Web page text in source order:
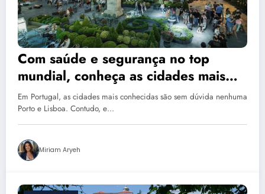
Com saúde e segurança no top
mundial, conheça as cidades mais
acessíveis em Portugal
Em Portugal, as cidades mais conhecidas são sem dúvida nenhuma
Porto e Lisboa. Contudo, e…
Miriam Aryeh